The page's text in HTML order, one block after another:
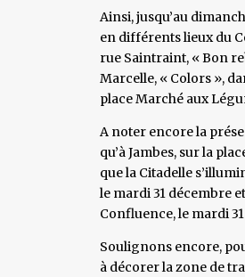
Ainsi, jusqu’au
en différents lieux du
rue Saintraint, « Bon
Marcelle, « Colors »,
place Marché aux
A noter encore la
qu’à Jambes, sur la
que la Citadelle
le mardi 31 décembre
Confluence, le mardi
Soulignons encore,
à décorer la zone de